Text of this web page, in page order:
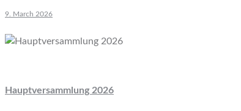
9. March 2026
Hauptversammlung 2026